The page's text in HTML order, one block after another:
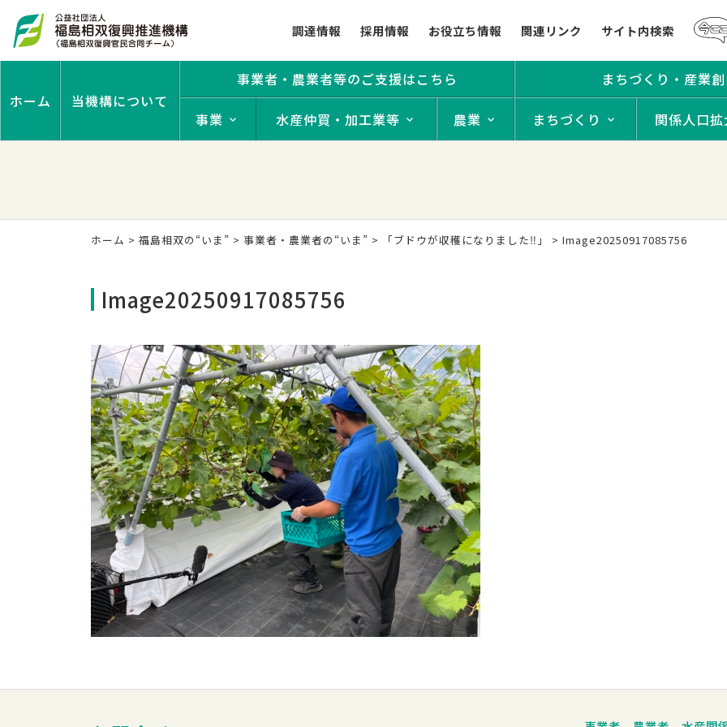
調達情報 採用情報 お役立ち情報 関連リンク サイト内検索
ホーム 当機構について
事業者・農業者等のご支援はこちら
事業 水産仲買・加工業等 農業
まちづくり・産業
まちづくり 関係人口拡
ホーム > 福島相双の“いま” > 事業者・農業者の“いま” > 「ブドウが収穫になりました‼」 > Image20250917085756
Image20250917085756